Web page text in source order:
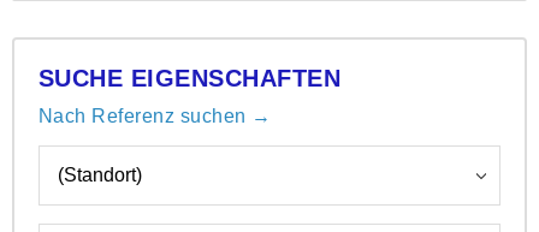
SUCHE EIGENSCHAFTEN
Nach Referenz suchen →